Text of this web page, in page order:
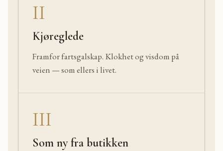
II
Kjøreglede
Framfor fartsgalskap. Klokhet og visdom på
veien — som ellers i livet.
III
Som ny fra butikken